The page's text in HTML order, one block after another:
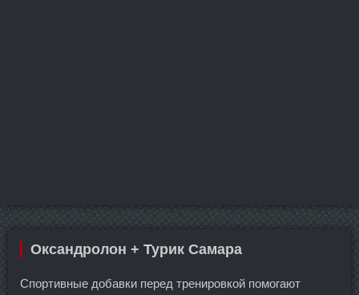
Оксандролон + Турик Самара
Спортивные добавки перед тренировкой помогают